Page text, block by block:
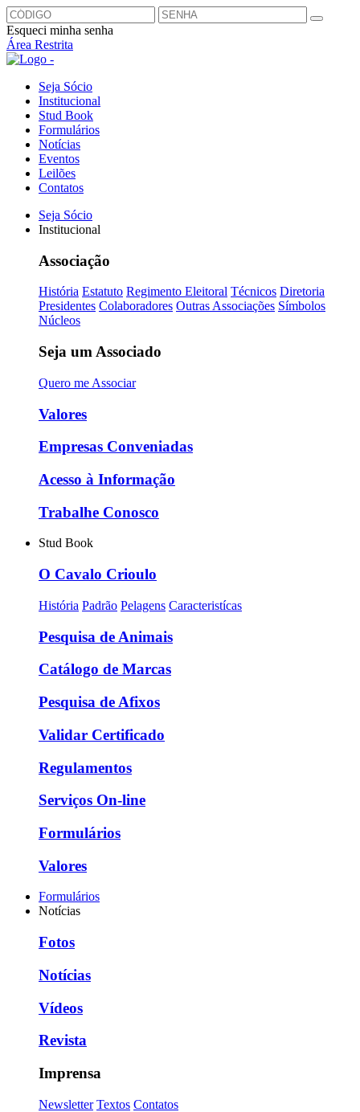
Esqueci minha senha
Área Restrita
Seja Sócio
Institucional
Stud Book
Formulários
Notícias
Eventos
Leilões
Contatos
Seja Sócio
Institucional
Associação
História Estatuto Regimento Eleitoral Técnicos Diretoria
Presidentes Colaboradores Outras Associações Símbolos
Núcleos
Seja um Associado
Quero me Associar
Valores
Empresas Conveniadas
Acesso à Informação
Trabalhe Conosco
Stud Book
O Cavalo Crioulo
História Padrão Pelagens Caracteristícas
Pesquisa de Animais
Catálogo de Marcas
Pesquisa de Afixos
Validar Certificado
Regulamentos
Serviços On-line
Formulários
Valores
Formulários
Notícias
Fotos
Notícias
Vídeos
Revista
Imprensa
Newsletter Textos Contatos